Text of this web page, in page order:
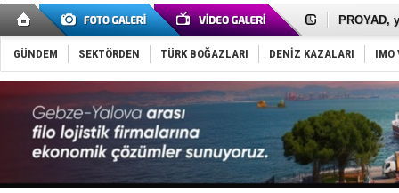
PROYAD,
Türkiye-
Türk
Deniz
DÖDER,
Fairline,
Baltık
Runit
Limana
Türk
Hüseyin
GÜNDEM SEKTÖRDEN TÜRK BOĞAZLARI DENİZ KAZALARI IMO